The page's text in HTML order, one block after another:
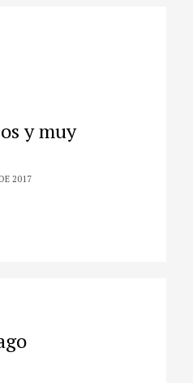
y muy
2017